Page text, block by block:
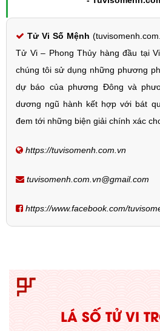
Tử Vi Số Mệnh
Tử Vi – Phong Thủy hàng đầu tại
chúng tôi sử dụng những phương
dự báo của phương Đông và
dương ngũ hành kết hợp với bát
đem tới những biện giải chính xác
https://tuvisomenh.com.vn
tuvisomenh.com.vn@gmail.com
https://www.facebook.com/
LÁ SỐ TỬ VI